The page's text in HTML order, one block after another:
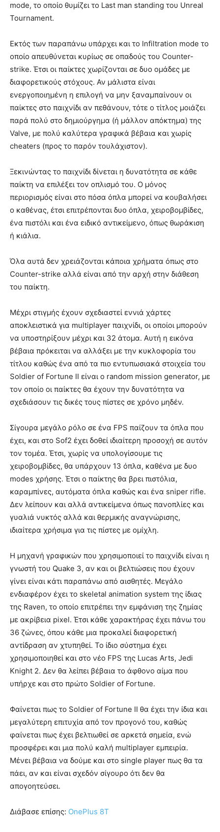
mode, το οποίο θυμίζει το Last man standing του Unreal
Tournament.
Εκτός των παραπάνω υπάρχει και το Infiltration mode το
οποίο απευθύνεται κυρίως σε οπαδούς του Counter-
strike. Έτσι οι παίκτες χωρίζονται σε δυο ομάδες με
διαφορετικούς στόχους. Αν μάλιστα είναι
ενεργοποιημένη η επιλογή να μην ξαναμπαίνουν οι
παίκτες στο παιχνίδι αν πεθάνουν, τότε ο τίτλος μοιάζει
παρά πολύ στο δημιούργημα (ή μάλλον απόκτημα) της
Valve, με πολύ καλύτερα γραφικά βέβαια και χωρίς
cheaters (προς το παρόν τουλάχιστον).
Ξεκινώντας το παιχνίδι δίνεται η δυνατότητα σε κάθε
παίκτη να επιλέξει τον οπλισμό του. Ο μόνος
περιορισμός είναι στο πόσα όπλα μπορεί να κουβαλήσει
ο καθένας, έτσι επιτρέπονται δυο όπλα, χειροβομβίδες,
ένα πιστόλι και ένα ειδικό αντικείμενο, όπως θωράκιση
ή κιάλια.
Όλα αυτά δεν χρειάζονται κάποια χρήματα όπως στο
Counter-strike αλλά είναι από την αρχή στην διάθεση
του παίκτη.
Μέχρι στιγμής έχουν σχεδιαστεί εννιά χάρτες
αποκλειστικά για multiplayer παιχνίδι, οι οποίοι μπορούν
να υποστηρίξουν μέχρι και 32 άτομα. Αυτή η εικόνα
βέβαια πρόκειται να αλλάξει με την κυκλοφορία του
τίτλου καθώς ένα από τα πιο εντυπωσιακά στοιχεία του
Soldier of Fortune II είναι ο random mission generator, με
τον οποίο οι παίκτες θα έχουν την δυνατότητα να
σχεδιάσουν τις δικές τους πίστες σε χρόνο μηδέν.
Σίγουρα μεγάλο ρόλο σε ένα FPS παίζουν τα όπλα που
έχει, και στο Sof2 έχει δοθεί ιδιαίτερη προσοχή σε αυτόν
τον τομέα. Έτσι, χωρίς να υπολογίσουμε τις
χειροβομβίδες, θα υπάρχουν 13 όπλα, καθένα με δυο
modes χρήσης. Έτσι ο παίκτης θα βρει πιστόλια,
καραμπίνες, αυτόματα όπλα καθώς και ένα sniper rifle.
Δεν λείπουν και αλλά αντικείμενα όπως πανοπλίες και
γυαλιά νυκτός αλλά και θερμικής αναγνώρισης,
ιδιαίτερα χρήσιμα για τις πίστες με ομίχλη.
Η μηχανή γραφικών που χρησιμοποιεί το παιχνίδι είναι η
γνωστή του Quake 3, αν και οι βελτιώσεις που έχουν
γίνει είναι κάτι παραπάνω από αισθητές. Μεγάλο
ενδιαφέρον έχει το skeletal animation system της ίδιας
της Raven, το οποίο επιτρέπει την εμφάνιση της ζημίας
με ακρίβεια pixel. Έτσι κάθε χαρακτήρας έχει πάνω του
36 ζώνες, όπου κάθε μια προκαλεί διαφορετική
αντίδραση αν χτυπηθεί. Το ίδιο σύστημα έχει
χρησιμοποιηθεί και στο νέο FPS της Lucas Arts, Jedi
Knight 2. Δεν θα λείπει βέβαια το άφθονο αίμα που
υπήρχε και στο πρώτο Soldier of Fortune.
Φαίνεται πως το Soldier of Fortune II θα έχει την ίδια και
μεγαλύτερη επιτυχία από τον προγονό του, καθώς
φαίνεται πως έχει βελτιωθεί σε αρκετά σημεία, ενώ
προσφέρει και μια πολύ καλή multiplayer εμπειρία.
Μένει βέβαια να δούμε και στο single player πως θα τα
πάει, αν και είναι σχεδόν σίγουρο ότι δεν θα
απογοητεύσει.
Διάβασε επίσης: OnePlus 8T